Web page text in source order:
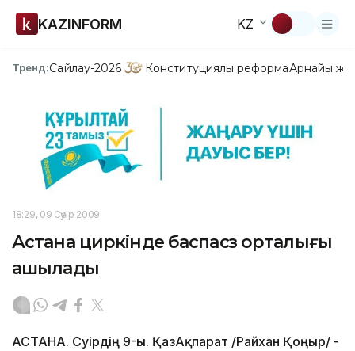
KAZINFORM KZ
Тренд:Сайлау-2026 Конституциялық реформаАрнайы
18:29, 09 Сәуір 2009
Астана циркінде баспасөз орталығы
ашылады
АСТАНА. Сәуірдің 9-ы. ҚазАқпарат /Райхан Қоңыр/ -